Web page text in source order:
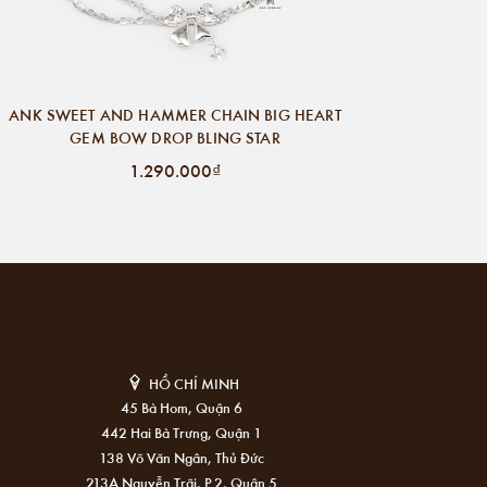
ANK SWEET AND HAMMER CHAIN BIG HEART
GEM BOW DROP BLING STAR
1.290.000₫
HỒ CHÍ MINH
45 Bà Hom, Quận 6
442 Hai Bà Trưng, Quận 1
138 Võ Văn Ngân, Thủ Đức
213A Nguyễn Trãi, P.2, Quận 5